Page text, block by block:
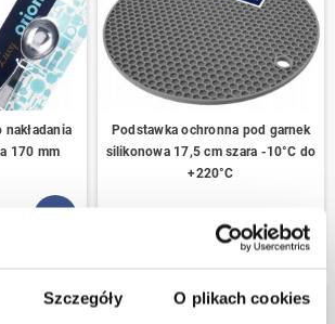
Szczegóły O plikach cookies
nakładania
170 mm
Podstawka ochronna pod garnek
silikonowa 17,5 cm szara -10°C do
+220°C
KUP